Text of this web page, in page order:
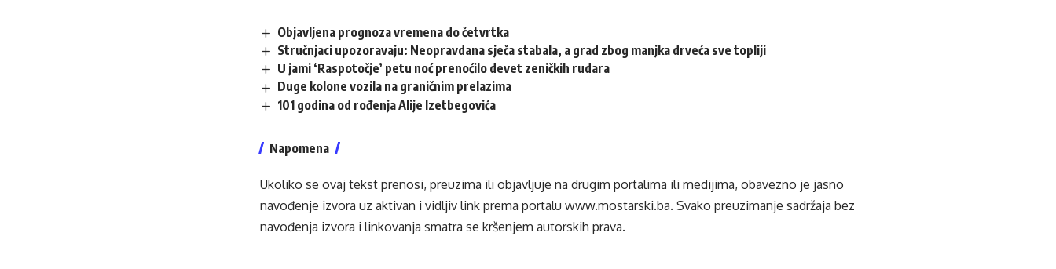
Objavljena prognoza vremena do četvrtka
Stručnjaci upozoravaju: Neopravdana sječa stabala, a grad zbog manjka drveća sve topliji
U jami ‘Raspotočje’ petu noć prenoćilo devet zeničkih rudara
Duge kolone vozila na graničnim prelazima
101 godina od rođenja Alije Izetbegovića
Napomena
Ukoliko se ovaj tekst prenosi, preuzima ili objavljuje na drugim portalima ili medijima, obavezno je jasno
navođenje izvora uz aktivan i vidljiv link prema portalu www.mostarski.ba. Svako preuzimanje sadržaja bez
navođenja izvora i linkovanja smatra se kršenjem autorskih prava.